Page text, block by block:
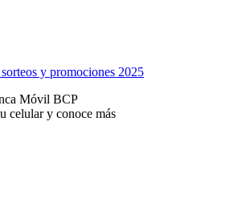
y promociones 2025
Móvil BCP
celular y conoce más